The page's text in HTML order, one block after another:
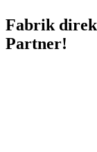
Fabrik
Partner!